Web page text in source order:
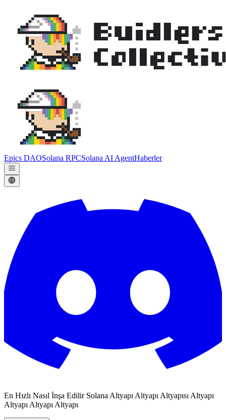
Epics DAOSolana RPCSolana AI AgentHaberler
En Hızlı Nasıl İnşa Edilir Solana Altyapı Altyapı Altyapısı Altyapı
Altyapı Altyapı Altyapı